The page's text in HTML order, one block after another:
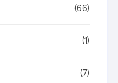
(66)
(1)
(7)